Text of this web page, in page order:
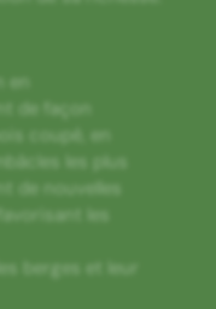
de façon
coupé, en
les plus
de nouvelles
les
berges et leur